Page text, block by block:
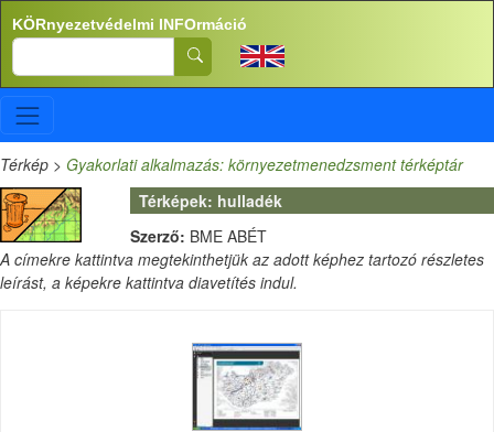
Ugrás a tartalomra
KÖRnyezetvédelmi INFOrmáció
Search
Térkép > Gyakorlati alkalmazás: környezetmenedzsment térképtár
Térképek: hulladék
Szerző: BME ABÉT
A címekre kattintva megtekinthetjük az adott képhez tartozó részletes
leírást, a képekre kattintva diavetítés indul.